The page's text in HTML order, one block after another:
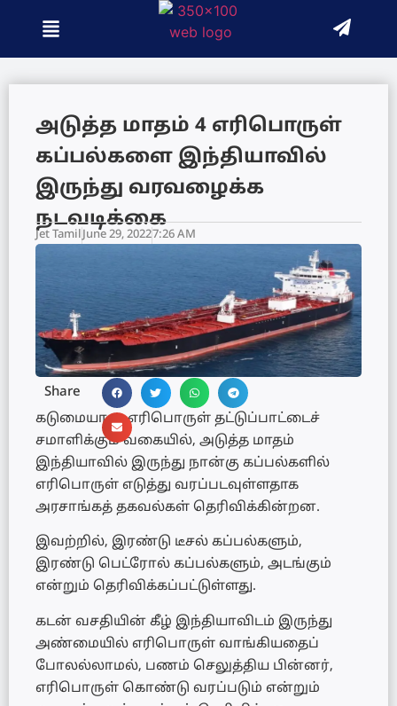
அடுத்த மாதம் 4 எரிபொருள்
கப்பல்களை இந்தியாவில்
இருந்து வரவழைக்க
நடவடிக்கை
Jet Tamil June 29, 20227:26 AM
Share
கடுமையான எரிபொருள் தட்டுப்பாட்டைச்
சமாளிக்கும் வகையில், அடுத்த மாதம்
இந்தியாவில் இருந்து நான்கு கப்பல்களில்
எரிபொருள் எடுத்து வரப்படவுள்ளதாக
அரசாங்கத் தகவல்கள் தெரிவிக்கின்றன.
இவற்றில், இரண்டு டீசல் கப்பல்களும்,
இரண்டு பெட்ரோல் கப்பல்களும், அடங்கும்
என்றும் தெரிவிக்கப்பட்டுள்ளது.
கடன் வசதியின் கீழ் இந்தியாவிடம் இருந்து
அண்மையில் எரிபொருள் வாங்கியதைப்
போலல்லாமல், பணம் செலுத்திய பின்னர்,
எரிபொருள் கொண்டு வரப்படும் என்றும்